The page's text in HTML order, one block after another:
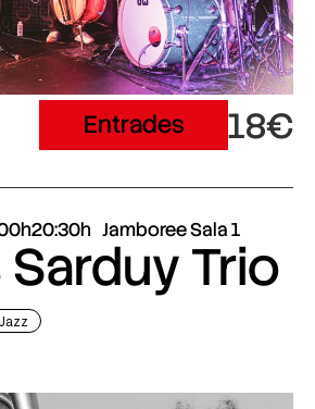
Entrades 18€
20:30h Jamboree Sala 1
Trio